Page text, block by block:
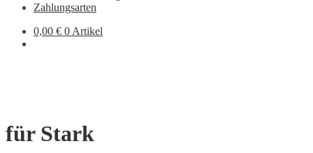
Zahlungsarten
0,00 € 0 Artikel
für Stark